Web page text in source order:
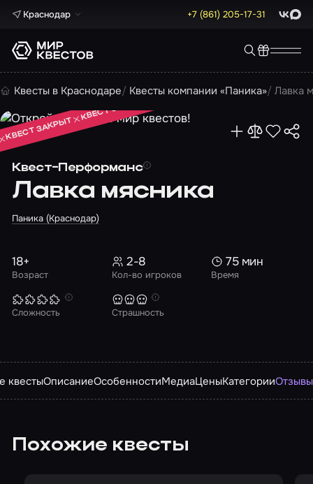
Краснодар +7 (861) 205-17-31 Max
Квесты в Краснодаре Квесты компании «Паника» Лавка
Квест-Перформанс
Лавка мясника
Паника (Краснодар)
КВЕСТ ЗАКРЫТ
КВЕСТ ЗАКРЫТ
КВЕСТ ЗАКРЫТ
Возраст
18+
Кол-во игроков
2-8
Время
75 мин
Сложность Страшность
квестыОписаниеОсобенностиМедиаЦеныКатегорииОтзывы
Похожие квесты